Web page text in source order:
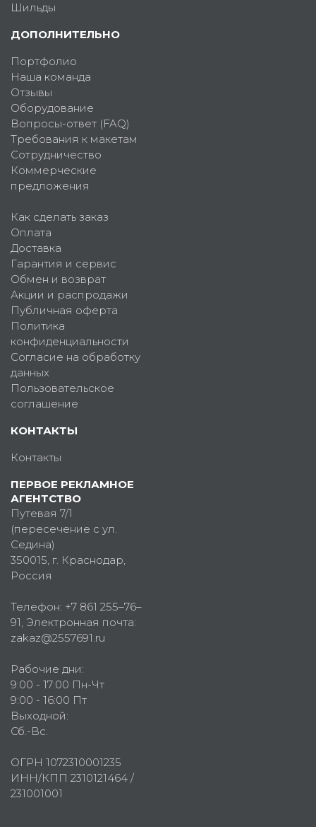
Шильды
ДОПОЛНИТЕЛЬНО
Портфолио
Наша команда
Отзывы
Оборудование
Вопросы-ответ (FAQ)
Требования к макетам
Сотрудничество
Коммерческие
предложения
Как сделать заказ
Оплата
Доставка
Гарантия и сервис
Обмен и возврат
Акции и распродажи
Публичная оферта
Политика
конфиденциальности
Согласие на обработку
данных
Пользовательское
соглашение
КОНТАКТЫ
Контакты
ПЕРВОЕ РЕКЛАМНОЕ
АГЕНТСТВО
Путевая 7/1
(пересечение с ул.
Седина)
350015, г. Краснодар,
Россия
Телефон: +7 861 255–76–
91, Электронная почта:
zakaz@2557691.ru
Рабочие дни:
9:00 - 17:00 Пн-Чт
9:00 - 16:00 Пт
Выходной:
Сб.-Вс.
ОГРН 1072310001235
ИНН/КПП 2310121464 /
231001001